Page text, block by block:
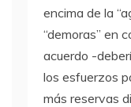
encima de la
“demoras” en
acuerdo -
los esfuerzos
más reservas